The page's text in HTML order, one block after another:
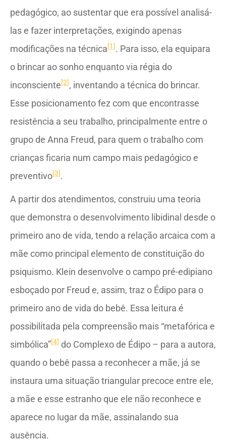
pedagógico, ao sustentar que era possível analisá-
las e fazer interpretações, exigindo apenas
modificações na técnica[1]. Para isso, ela equipara
o brincar ao sonho enquanto via régia do
inconsciente[2], inventando a técnica do brincar.
Esse posicionamento fez com que encontrasse
resistência a seu trabalho, principalmente entre o
grupo de Anna Freud, para quem o trabalho com
crianças ficaria num campo mais pedagógico e
preventivo[3].
A partir dos atendimentos, construiu uma teoria
que demonstra o desenvolvimento libidinal desde o
primeiro ano de vida, tendo a relação arcaica com a
mãe como principal elemento de constituição do
psiquismo. Klein desenvolve o campo pré-edipiano
esboçado por Freud e, assim, traz o Édipo para o
primeiro ano de vida do bebê. Essa leitura é
possibilitada pela compreensão mais “metafórica e
simbólica”[4] do Complexo de Édipo – para a autora,
quando o bebê passa a reconhecer a mãe, já se
instaura uma situação triangular precoce entre ele,
a mãe e esse estranho que ele não reconhece e
aparece no lugar da mãe, assinalando sua
ausência.